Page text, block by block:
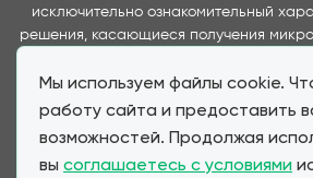
Мы используем файлы cookie.
работу сайта и предоставить
возможностей. Продолжая
вы соглашаетесь с условиями
исключительно ознакомительный
решения, касающиеся получения
предоставляющими данные услуги и
данном сайте. Важно отметить, что
соответствуют условиям,
МФО и банками при прямом